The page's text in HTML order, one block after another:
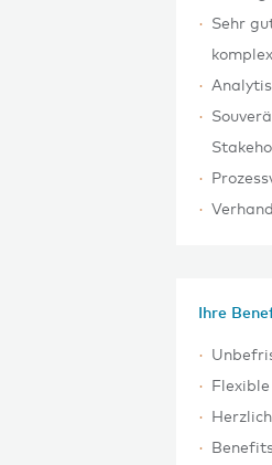
Sehr
Ihre